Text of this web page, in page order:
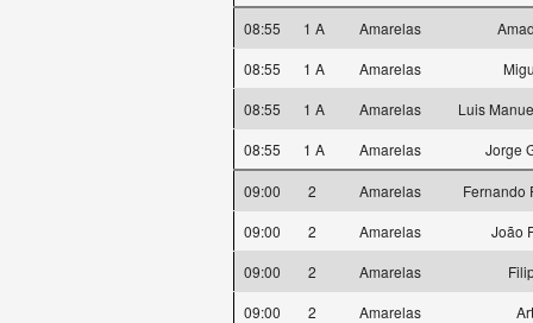
08:55 1 A Amarelas
08:55
1 A Amarelas
08:55
1 A Amarelas
Luis
08:55
1 A Amarelas Jorge
09:00 2 Amarelas
Fernando
09:00
2 Amarelas
João
09:00
2 Amarelas
09:00
2 Amarelas